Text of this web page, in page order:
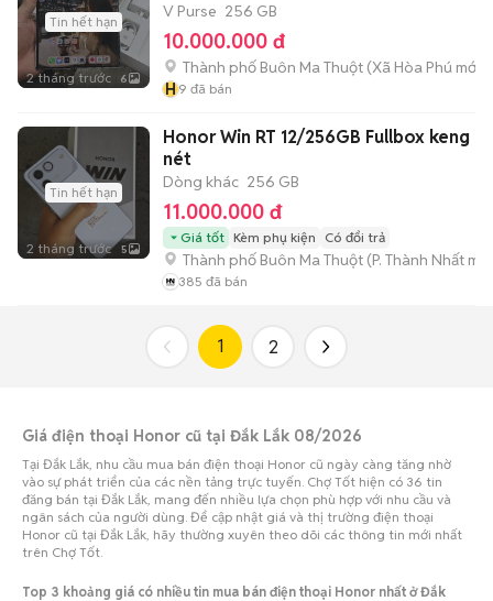
Tin hết hạn
2 tháng trước 6
V Purse 256 GB
10.000.000 đ
Thành phố Buôn Ma Thuột (Xã Hòa Phú mới)
H9 đã bán
Tin hết hạn
2 tháng trước 5
Honor Win RT 12/256GB Fullbox keng
nét
Dòng khác 256 GB
11.000.000 đ
Giá tốt Kèm phụ kiện Có đổi trả
Thành phố Buôn Ma Thuột (P. Thành Nhất
385 đã bán
1 2
Giá điện thoại Honor cũ tại Đắk Lắk 08/2026
Tại Đắk Lắk, nhu cầu mua bán điện thoại Honor cũ ngày càng tăng nhờ
vào sự phát triển của các nền tảng trực tuyến. Chợ Tốt hiện có 36 tin
đăng bán tại Đắk Lắk, mang đến nhiều lựa chọn phù hợp với nhu cầu và
ngân sách của người dùng. Để cập nhật giá và thị trường điện thoại
Honor cũ tại Đắk Lắk, hãy thường xuyên theo dõi các thông tin mới nhất
trên Chợ Tốt.
Top 3 khoảng giá có nhiều tin mua bán điện thoại Honor nhất ở Đắk